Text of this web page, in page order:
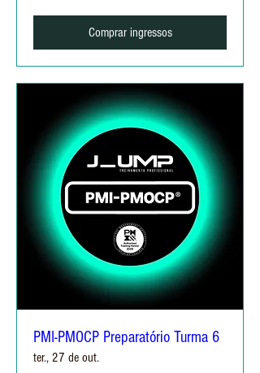
Comprar ingressos
PMI-PMOCP Preparatório Turma 6
ter., 27 de out.